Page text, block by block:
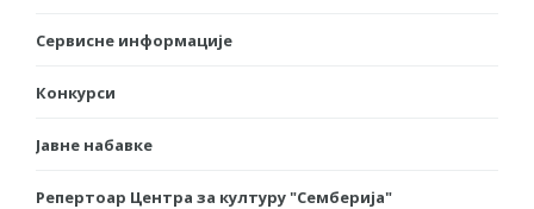
Сервисне информације
Конкурси
Јавне набавке
Репертоар Центра за културу "Семберија"